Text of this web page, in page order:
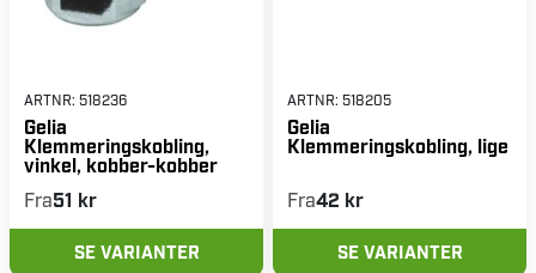
ARTNR: 518236
Gelia
Klemmeringskobling,
vinkel, kobber-kobber
Fra51 kr
SE VARIANTER
ARTNR: 518205
Gelia
Klemmeringskobling, lige
Fra42 kr
SE VARIANTER